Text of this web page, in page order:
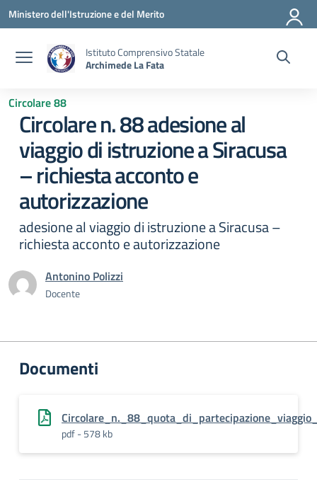
Vai ai contenuti
Vai al menu di navigazione
Vai al footer
Ministero dell'Istruzione e del Merito
Istituto Comprensivo Statale
Archimede La Fata
Circolare 88
Circolare n. 88 adesione al
viaggio di istruzione a Siracusa
– richiesta acconto e
autorizzazione
adesione al viaggio di istruzione a Siracusa –
richiesta acconto e autorizzazione
Antonino Polizzi
Docente
Documenti
pdf - 578 kb